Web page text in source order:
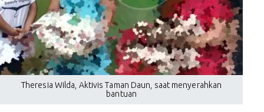
Theresia Wilda, Aktivis Taman Daun, saat menyerahkan
bantuan